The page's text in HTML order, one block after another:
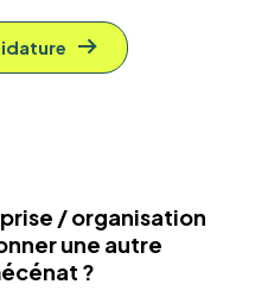
/ organisation
une autre
?